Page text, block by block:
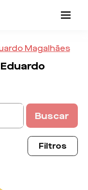
Magalhães
Buscar
Filtros